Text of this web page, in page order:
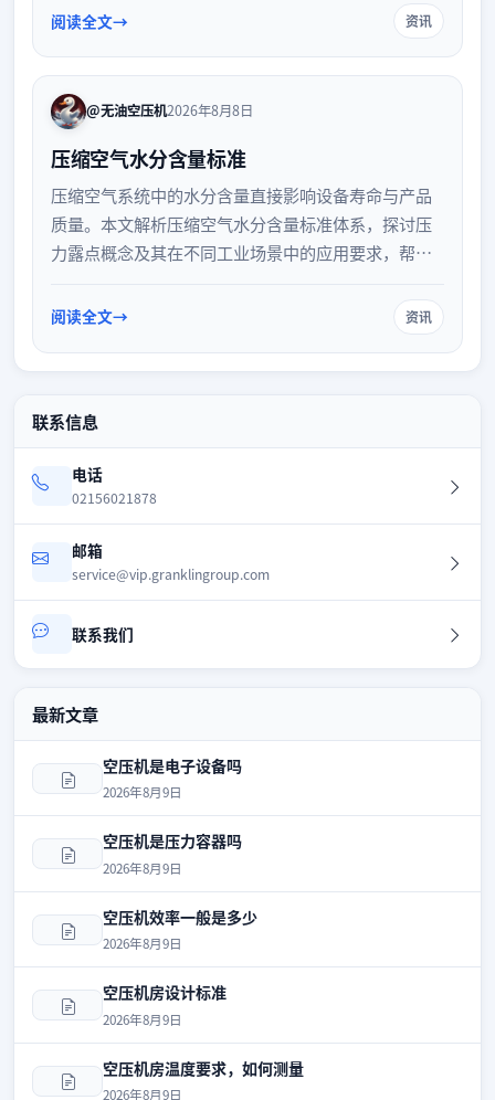
准，确保无油、无水且微生物达标。本文将详细解析
压缩空气在制剂车间的具体应用、质量要求以及系统
配置与日常维护要点。
阅读全文 资讯
@无油空压机2026年8月8日
压缩空气水分含量标准
压缩空气系统中的水分含量直接影响设备寿命与产品
质量。本文解析压缩空气水分含量标准体系，探讨压
力露点概念及其在不同工业场景中的应用要求，帮助
案与质量控制等级。
阅读全文 资讯
联系信息
电话
02156021878
邮箱
service@vip.granklingroup.com
联系我们
最新文章
空压机是电子设备吗
2026年8月9日
空压机是压力容器吗
2026年8月9日
空压机效率一般是多少
2026年8月9日
空压机房设计标准
2026年8月9日
空压机房温度要求，如何测量
2026年8月9日